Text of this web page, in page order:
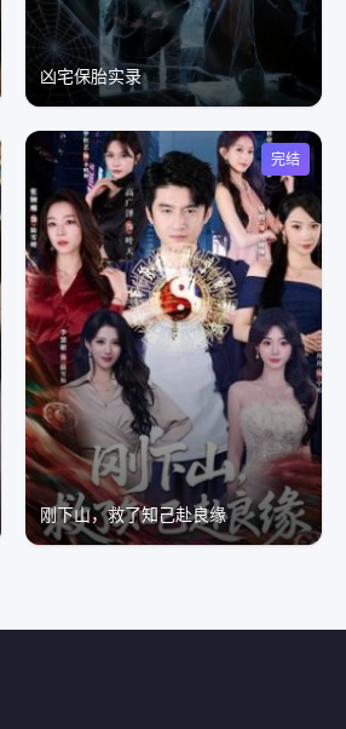
凶宅保胎实录
完结
刚下山，救了知己赴良缘